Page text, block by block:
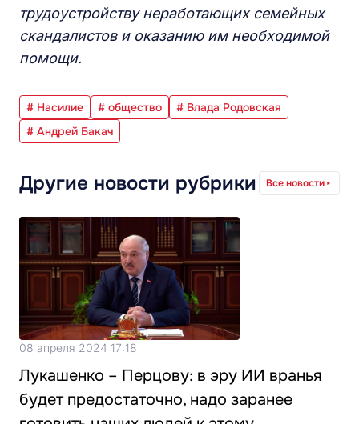
трудоустройству неработающих семейных
скандалистов и оказанию им необходимой
помощи.
# Насилие # общество
# Влада Родовская
# Андрей Бакач
Другие новости рубрики Все новости
08 апреля 2024 17:18
Лукашенко – Перцову: в эру ИИ вранья
будет предостаточно, надо заранее